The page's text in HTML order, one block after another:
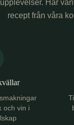
Här
recept från våra
och vin i